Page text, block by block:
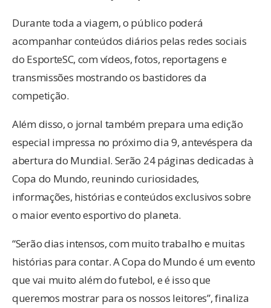
Durante toda a viagem, o público poderá
acompanhar conteúdos diários pelas redes sociais
do EsporteSC, com vídeos, fotos, reportagens e
transmissões mostrando os bastidores da
competição.
Além disso, o jornal também prepara uma edição
especial impressa no próximo dia 9, antevéspera da
abertura do Mundial. Serão 24 páginas dedicadas à
Copa do Mundo, reunindo curiosidades,
informações, histórias e conteúdos exclusivos sobre
o maior evento esportivo do planeta.
“Serão dias intensos, com muito trabalho e muitas
histórias para contar. A Copa do Mundo é um evento
que vai muito além do futebol, e é isso que
queremos mostrar para os nossos leitores”, finaliza